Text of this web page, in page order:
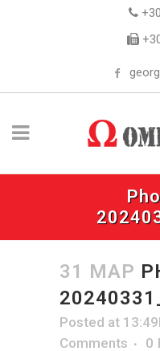
31 ΜΑΡ
Posted at
Comments
0